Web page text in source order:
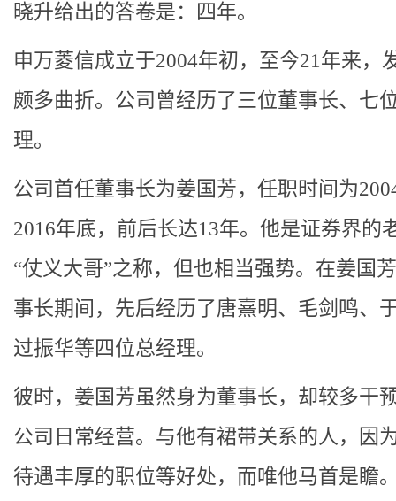
晓升给出的答卷是：四年。
申万菱信成立于2004年初，至今21年来，
颇多曲折。公司曾经历了三位董事长、七
理。
公司首任董事长为姜国芳，任职时间为
2016年底，前后长达13年。他是证券界的
“仗义大哥”之称，但也相当强势。在姜国
事长期间，先后经历了唐熹明、毛剑鸣、
过振华等四位总经理。
彼时，姜国芳虽然身为董事长，却较多干
公司日常经营。与他有裙带关系的人，因
待遇丰厚的职位等好处，而唯他马首是瞻